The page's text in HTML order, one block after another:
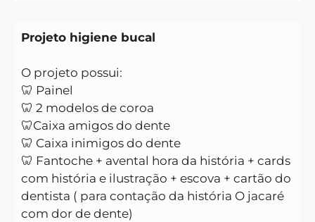
Projeto higiene bucal
O projeto possui:
🦷 Painel
🦷 2 modelos de coroa
🦷Caixa amigos do dente
🦷 Caixa inimigos do dente
🦷 Fantoche + avental hora da história + cards
com história e ilustração + escova + cartão do
dentista ( para contação da história O jacaré
com dor de dente)